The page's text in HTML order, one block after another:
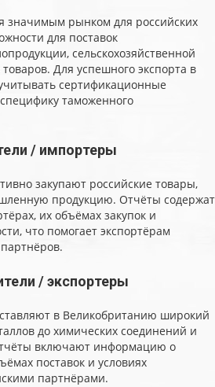
значимым рынком для российских
для поставок
сельскохозяйственной
Для успешного экспорта в
сертификационные
таможенного
/ импортеры
закупают российские товары,
продукцию. Отчёты содержат
их объёмах закупок и
что помогает экспортёрам
/ экспортеры
в Великобританию широкий
до химических соединений и
включают информацию о
поставок и условиях
партнёрами.